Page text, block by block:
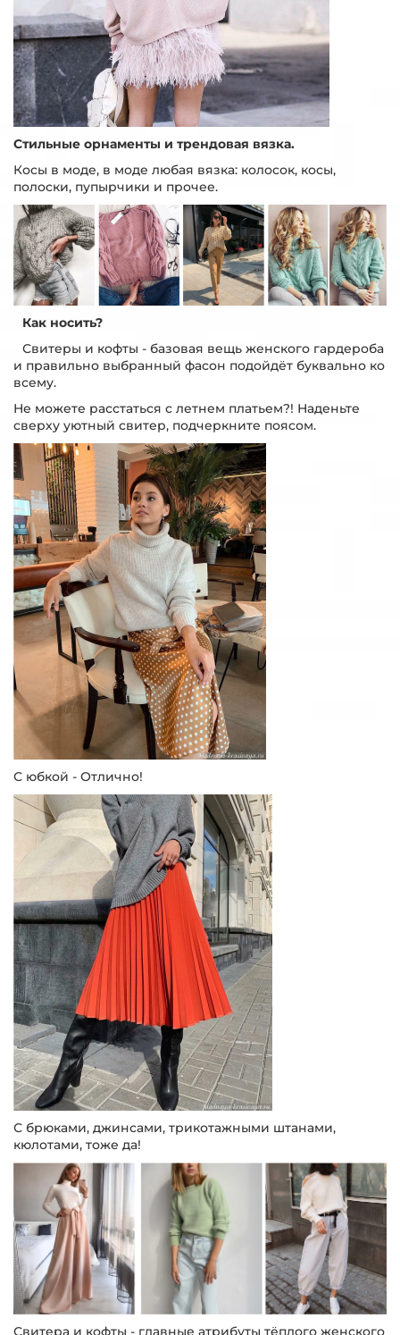
Стильные орнаменты и трендовая вязка.
Косы в моде, в моде любая вязка: колосок, косы,
полоски, пупырчики и прочее.
Как носить?
⠀Свитеры и кофты - базовая вещь женского гардероба
и правильно выбранный фасон подойдёт буквально ко
всему.
Не можете расстаться с летнем платьем?! Наденьте
сверху уютный свитер, подчеркните поясом.
С юбкой - Отлично!
С брюками, джинсами, трикотажными штанами,
кюлотами, тоже да!
Свитера и кофты - главные атрибуты тёплого женского